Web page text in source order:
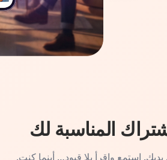
المناسبة لك
استمع واقرأ بلا قيود… أينما كنت.